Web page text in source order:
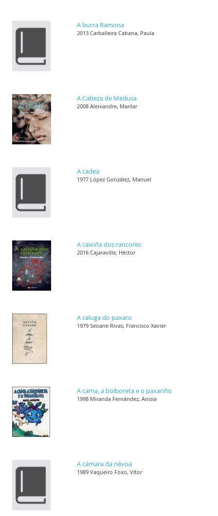
A burra Ramona
2013 Carballeira Cabana, Paula
A Cabeza de Medusa
2008 Aleixandre, Marilar
A cadea
1977 López González, Manuel
A caixiña dos rancores
2016 Cajaraville, Héctor
A caluga do paxaro
1979 Seoane Rivas, Francisco Xavier
A cama, a bolboreta e o paxariño
1998 Miranda Fernández, Anisia
A cámara da névoa
1989 Vaqueiro Foxo, Vítor